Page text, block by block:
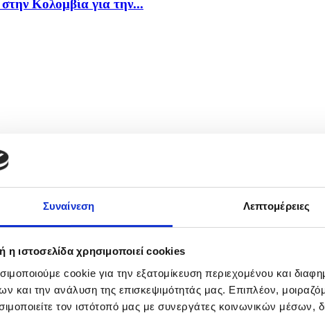
Συναίνεση Λεπτομέρειες
η ιστοσελίδα χρησιμοποιεί cookies
cookie για την εξατομίκευση περιεχομένου και
και την ανάλυση της επισκεψιμότητάς μας. Επιπλέον,
τον ιστότοπό μας με συνεργάτες κοινωνικών μέσων,
Κολομβία για την...